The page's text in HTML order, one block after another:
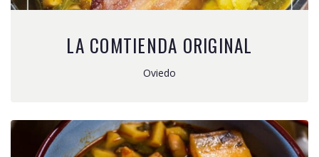
LA COMTIENDA ORIGINAL
Oviedo